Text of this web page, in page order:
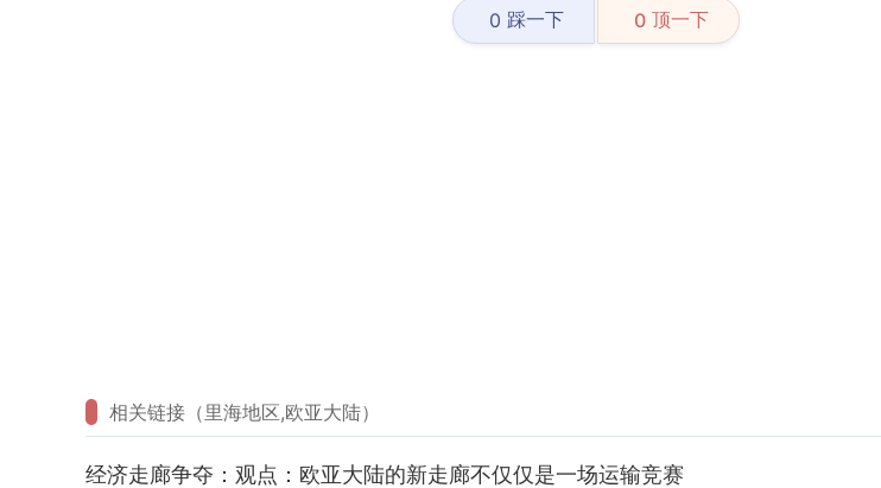
0 踩一下 0 顶一下
相关链接（里海地区,欧亚大陆）
经济走廊争夺：观点：欧亚大陆的新走廊不仅仅是一场运输竞赛